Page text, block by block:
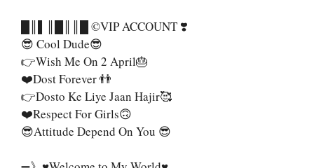
█║▌║█║║█ ©VIP ACCOUNT ❣️
😎 Cool Dude😎
👉Wish Me On 2 April🎂
❤️Dost Forever 👬
👉Dosto Ke Liye Jaan Hajir🥰
❤️Respect For Girls🙃
😎Attitude Depend On You 😎